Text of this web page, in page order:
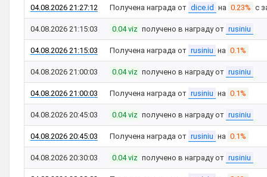
04.08.2026 21:27:12 Получена награда от dice.id на 0.23% с
04.08.2026 21:15:03 0.04 viz получено в награду от rusiniu
04.08.2026 21:15:03 Получена награда от rusiniu на 0.1%
04.08.2026 21:00:03 0.04 viz получено в награду от rusiniu
04.08.2026 21:00:03 Получена награда от rusiniu на 0.1%
04.08.2026 20:45:03 0.04 viz получено в награду от rusiniu
04.08.2026 20:45:03 Получена награда от rusiniu на 0.1%
04.08.2026 20:30:03 0.04 viz получено в награду от rusiniu